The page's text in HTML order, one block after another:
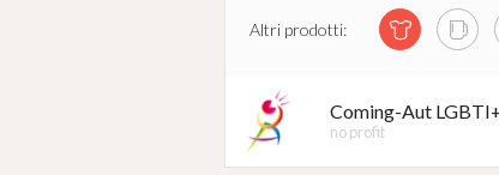
Altri prodotti:
Coming-Aut
no profit